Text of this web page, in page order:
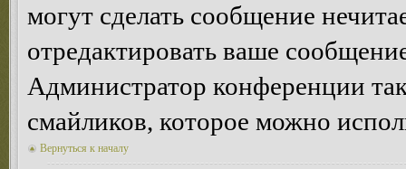
могут сделать сообщение
отредактировать ваше
Администратор конференции
смайликов, которое можно
Вернуться к началу